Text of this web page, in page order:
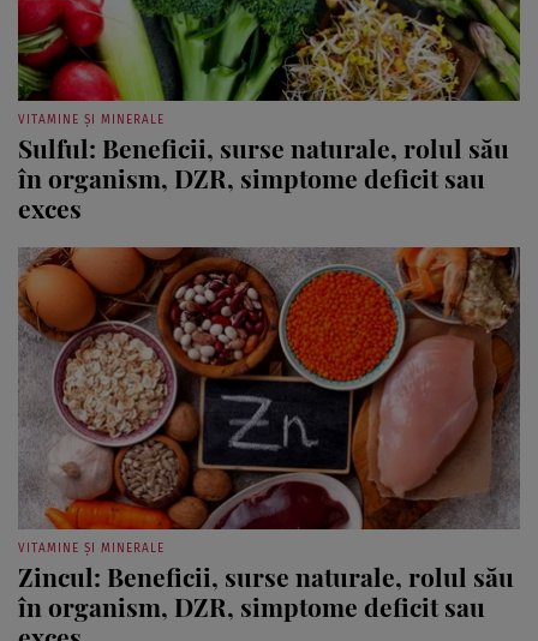
Sulful: Beneficii, surse naturale, rolul său
în organism, DZR, simptome deficit sau
exces
Zincul: Beneficii, surse naturale, rolul său
în organism, DZR, simptome deficit sau
exces